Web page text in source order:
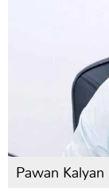
Pawan Kalyan